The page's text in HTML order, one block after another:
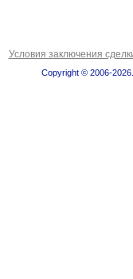
Условия заключения
Copyright © 2006-